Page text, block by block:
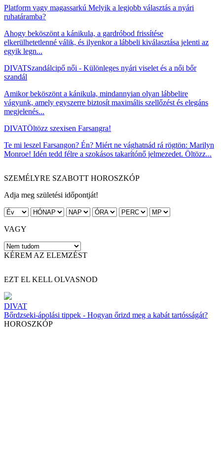
Platform vagy magassarkú Melyik a legjobb választás a nyári
ruhatáramba?
Ahogy beköszönt a kánikula, a gardróbod frissítése
elkerülhetetlenné válik, és ilyenkor a lábbeli kiválasztása jelenti az
egyik legn...
DIVATSzandálcipő női - Különleges nyári viselet és a női bőr
szandál
Amikor beköszönt a kánikula, mindannyian olyan lábbelire
vágyunk, amely egyszerre biztosít maximális szellőzést és elegáns
megjelenés...
DIVATÖltözz szexisen Farsangra!
Te mi leszel Farsangon? Én? Miért ne vághatnád rá rögtön: Marilyn
Monroe! Idén tedd félre a szokásos takarítónő jelmezedet. Öltözz...
SZEMÉLYRE SZABOTT HOROSZKÓP
Adja meg születési időpontját!
VAGY
KÉREM AZ ELEMZÉST
EZT EL KELL OLVASNOD
DIVAT
Bőrdzseki-ápolási tippek - Hogyan őrizd meg a kabát tartósságát?
HOROSZKÓP